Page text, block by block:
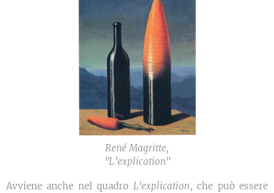
René Magritte,
"L’explication"
Avviene anche nel quadro L'explication, che può essere